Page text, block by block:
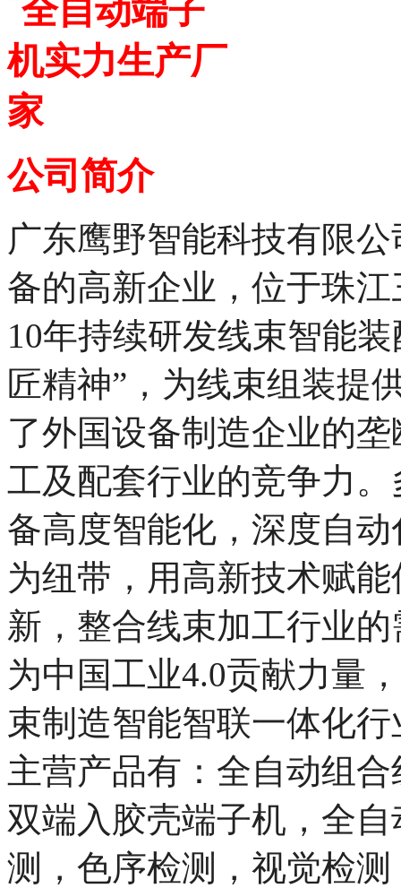
公司简介
广东鹰野智能科技有限
备的高新企业， 位于珠
10年持续研发线束智能
匠精神”，为线束组装提
了外国设备制造企业的
工及配套行业的竞争力
备高度智能化，深度自
为纽带，用高新技术赋
新， 整合线束加工行业
为中国工业4.0贡献力量，
束制造智能智联一体化
主营产品有：全自动组
双端入胶壳端子机， 全自
测，色序检测，视觉检